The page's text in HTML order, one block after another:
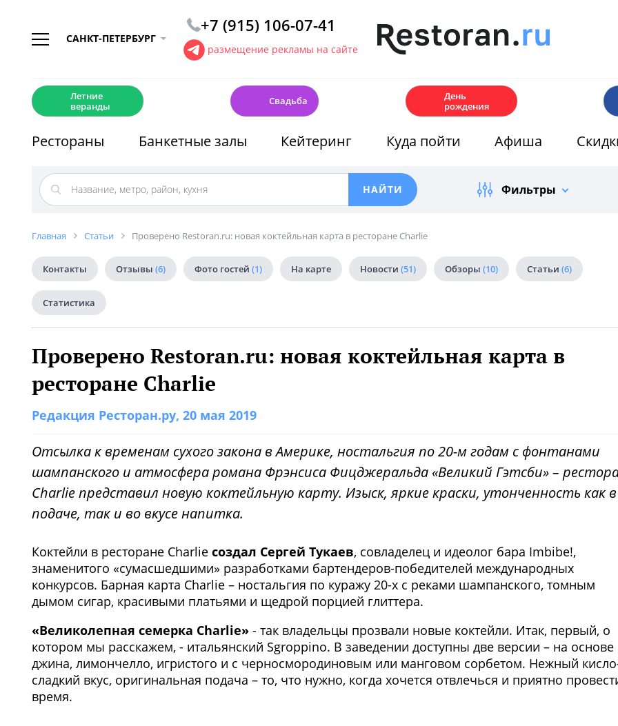
САНКТ-ПЕТЕРБУРГ
+7 (915) 106-07-41
размещение рекламы на сайте
Летние
веранды
Свадьба
День
рождения
Рестораны Банкетные залы Кейтеринг Куда пойти Афиша
Фильтры
Главная Статьи Проверено Restoran.ru: новая коктейльная карта в ресторане Charlie
Контакты Отзывы (6) Фото гостей (1) На карте Новости (51) Обзоры (10) Статьи (6)
Статистика
Проверено Restoran.ru: новая коктейльная карта в
ресторане Charlie
Редакция Ресторан.ру, 20 мая 2019
Отсылка к временам сухого закона в Америке, ностальгия по 20-м годам с фонтанами
шампанского и атмосфера романа Фрэнсиса Фицджеральда «Великий Гэтсби» –
Charlie представил новую коктейльную карту. Изыск, яркие краски, утонченность как в
подаче, так и во вкусе напитка.
Коктейли в ресторане Charlie создал Сергей Тукаев, совладелец и идеолог бара Imbibe!,
знаменитого «сумасшедшими» разработками бартендеров-победителей международных
конкурсов. Барная карта Charlie – ностальгия по куражу 20-х с реками шампанского, томным
дымом сигар, красивыми платьями и щедрой порцией глиттера.
«Великолепная семерка Charlie» - так владельцы прозвали новые коктейли. Итак, первый, о
котором мы расскажем, - итальянский Sgroppino. В заведении доступны две версии – на основе
джина, лимончелло, игристого и с черносмородиновым или манговом сорбетом. Нежный
сладкий вкус, оригинальная подача – то, что нужно, когда хочется отвлечься и приятно
время.